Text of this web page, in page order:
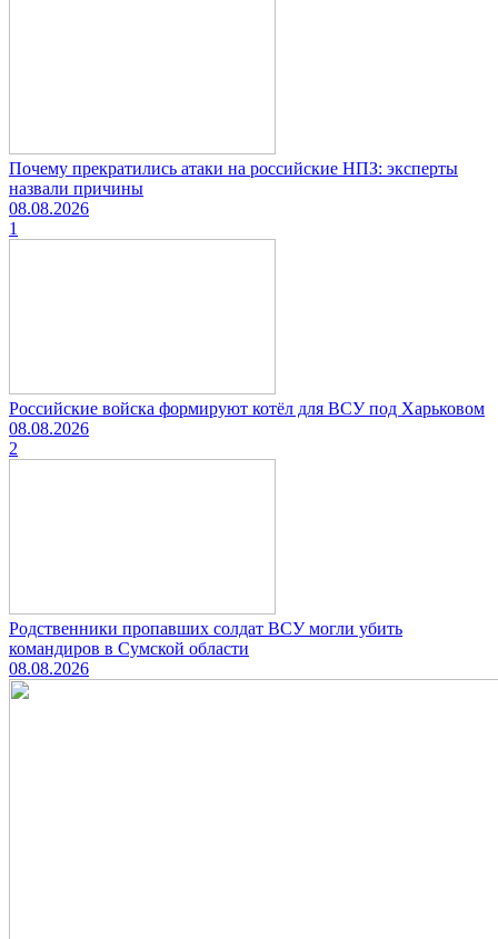
Почему прекратились атаки на российские НПЗ: эксперты
назвали причины
08.08.2026
1
Российские войска формируют котёл для ВСУ под Харьковом
08.08.2026
2
Родственники пропавших солдат ВСУ могли убить
командиров в Сумской области
08.08.2026